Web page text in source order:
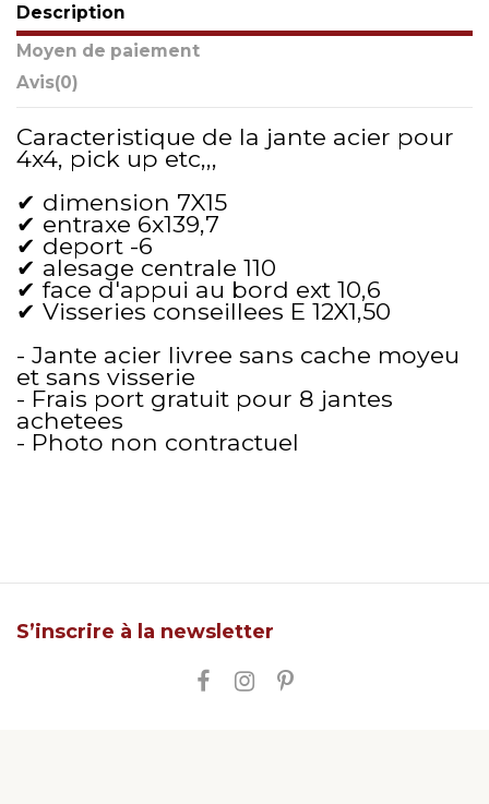
Description
Moyen de paiement
Avis(0)
Caracteristique de la jante acier pour
4x4, pick up etc,,,
✔ dimension 7X15
✔ entraxe 6x139,7
✔ deport -6
✔ alesage centrale 110
✔ face d'appui au bord ext 10,6
✔ Visseries conseillees E 12X1,50
- Jante acier livree sans cache moyeu
et sans visserie
- Frais port gratuit pour 8 jantes
achetees
- Photo non contractuel
S’inscrire à la newsletter